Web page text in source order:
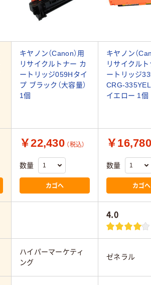
キヤノン（Canon）用
リサイクルトナー カ
ートリッジ059Hタイ
プ ブラック（大容量）
1個
キヤノン（
リサイクル
ートリッジ
CRG-
イエロー 1個
￥22,430 （税込）
数量
カゴへ
￥16,780
数量
カゴへ
4.0
ハイパーマーケティ
ング
ゼネラル